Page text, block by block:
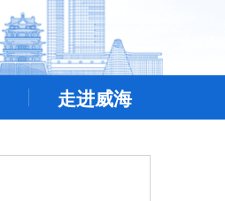
走进威海